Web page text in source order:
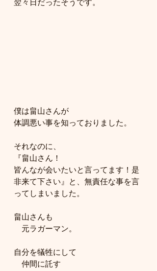
翌々日だったそうです。
僕は畠山さんが
体調悪い事を知っておりました。
それなのに、
『畠山さん！
皆んなが会いたいと言ってます！是
非来て下さい』と、無責任な事を言
ってしまいました。
畠山さんも
元ラガーマン。
自分を犠牲にして
仲間に託す